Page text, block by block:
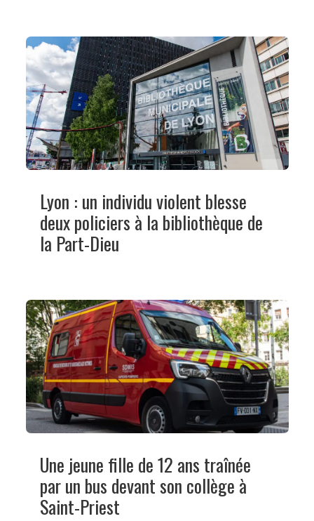
Lyon : un individu violent blesse
deux policiers à la bibliothèque de
la Part-Dieu
Une jeune fille de 12 ans traînée
par un bus devant son collège à
Saint-Priest